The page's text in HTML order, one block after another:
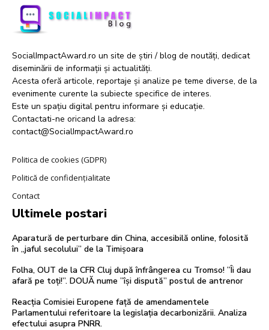
SocialImpactAward.ro un site de știri / blog de noutăți, dedicat
diseminării de informații și actualități.
Acesta oferă articole, reportaje și analize pe teme diverse, de la
evenimente curente la subiecte specifice de interes.
Este un spațiu digital pentru informare și educație.
Contactati-ne oricand la adresa:
contact@SocialImpactAward.ro
Politica de cookies (GDPR)
Politică de confidențialitate
Contact
Ultimele postari
Aparatură de perturbare din China, accesibilă online, folosită
în „jaful secolului” de la Timișoara
Folha, OUT de la CFR Cluj după înfrângerea cu Tromso! ”Îi dau
afară pe toți!”. DOUĂ nume ”își dispută” postul de antrenor
Reacția Comisiei Europene față de amendamentele
Parlamentului referitoare la legislația decarbonizării. Analiza
efectului asupra PNRR.